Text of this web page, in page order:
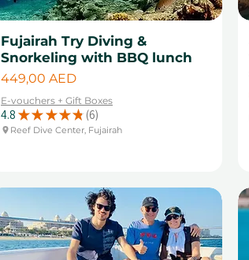
Fujairah Try Diving &
Snorkeling with BBQ lunch
Цена
449,00 AED
E-vouchers + Gift Boxes
4.8 ★ ★ ★ ★ ★ 6
6
Reef Dive Center, Fujairah